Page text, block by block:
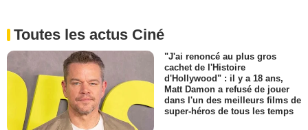
Toutes les actus Ciné
"J'ai renoncé au plus gros
cachet de l'Histoire
d'Hollywood" : il y a 18 ans,
Matt Damon a refusé de jouer
dans l'un des meilleurs films de
super-héros de tous les temps